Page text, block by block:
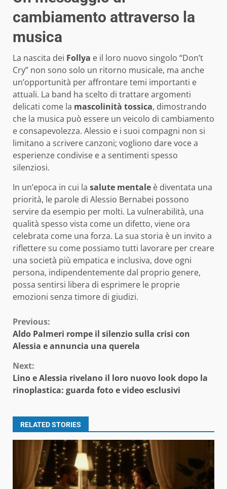
cambiamento attraverso la
musica
La nascita dei Follya e il loro nuovo singolo “Don’t
Cry” non sono solo un ritorno musicale, ma anche
un’opportunità per affrontare temi importanti e
attuali. La band ha scelto di trattare argomenti
delicati come la mascolinità tossica, dimostrando
che la musica può essere un veicolo di cambiamento
e consapevolezza. Alessio e i suoi compagni non si
limitano a scrivere canzoni; vogliono dare voce a
esperienze condivise e a sentimenti spesso
silenziosi.
In un’epoca in cui la salute mentale è diventata una
priorità, le parole di Alessio Bernabei possono
servire da esempio per molti. La vulnerabilità, una
qualità spesso vista come un difetto, viene ora
celebrata come una forza. La sua storia è un invito a
riflettere su come possiamo tutti lavorare per creare
una società più empatica e inclusiva, dove ogni
persona, indipendentemente dal proprio genere,
possa sentirsi libera di esprimere le proprie
emozioni senza timore di giudizi.
Continue
Reading
Previous:
Aldo Palmeri rompe il silenzio sulla crisi con
Alessia e annuncia una querela
Next:
Lino e Alessia rivelano il loro nuovo look dopo la
rinoplastica: guarda foto e video esclusivi
RELATED STORIES